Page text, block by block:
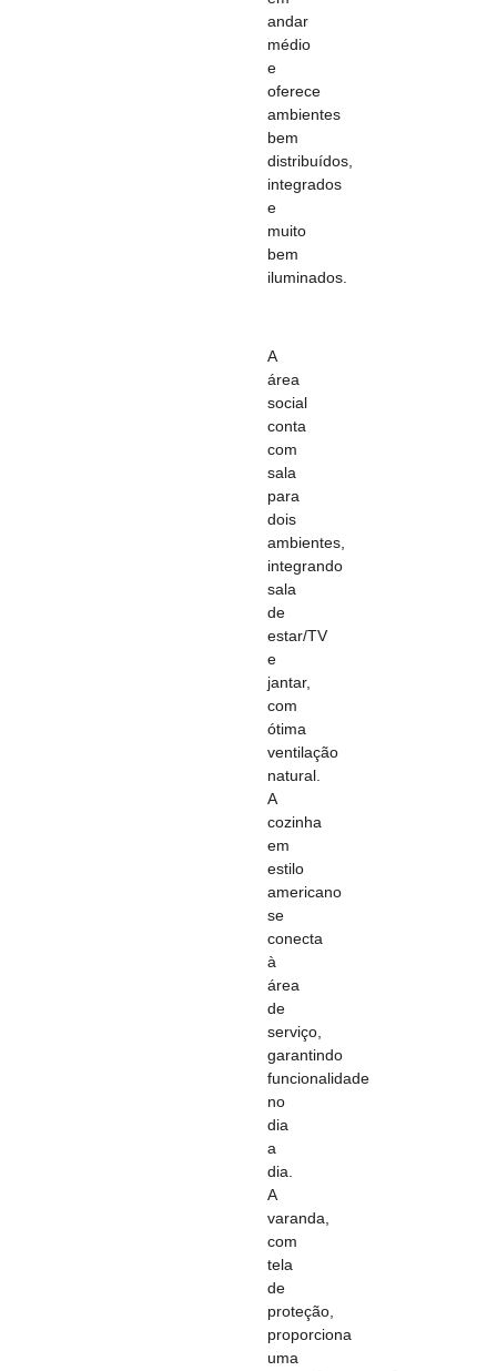
andar
médio
e
oferece
ambientes
bem
distribuídos,
integrados
e
muito
bem
iluminados.
A
área
social
conta
com
sala
para
dois
ambientes,
integrando
sala
de
estar/TV
e
jantar,
com
ótima
ventilação
natural.
A
cozinha
em
estilo
americano
se
conecta
à
área
de
serviço,
garantindo
funcionalidade
no
dia
a
dia.
A
varanda,
com
tela
de
proteção,
proporciona
uma